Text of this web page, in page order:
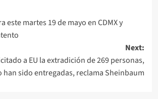
este martes 19 de mayo en CDMX y
Next:
a EU la extradición de 269 personas,
han sido entregadas, reclama Sheinbaum